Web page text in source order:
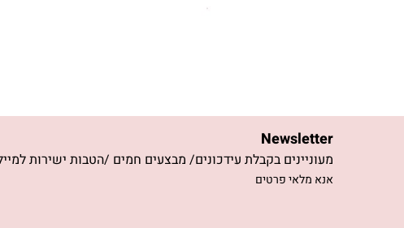
Newsletter
מעוניינים בקבלת עידכונים/ מבצעים חמים /הטבות ישירות
אנא מלאי פרטים